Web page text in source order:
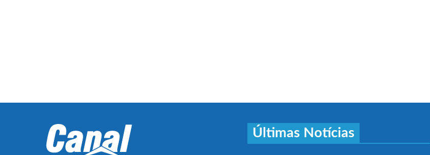
Últimas Notícias